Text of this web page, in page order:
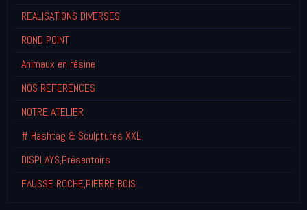
REALISATIONS DIVERSES
ROND POINT
Animaux en résine
NOS REFERENCES
NOTRE ATELIER
# Hashtag & Sculptures XXL
DISPLAYS,Présentoirs
FAUSSE ROCHE,PIERRE,BOIS